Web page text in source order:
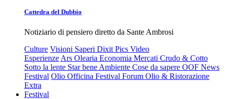
Cattedra del Dubbio
Notiziario di pensiero diretto da Sante Ambrosi
Culture Visioni Saperi Dixit Pics Video
Esperienze Ars Olearia Economia Mercati Crudo & Cotto
Sotto la lente Star bene Ambiente Cose da sapere OOF News
Festival Olio Officina Festival Forum Olio & Ristorazione
Extra
Festival